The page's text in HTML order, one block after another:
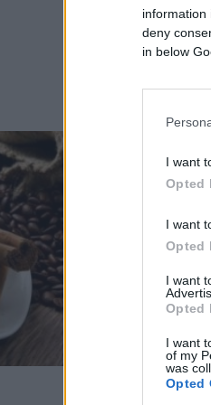
information
deny
in below
I want
Opted
I want
Opted
I want
Opted
I want
of my
was
Opted